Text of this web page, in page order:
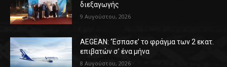
διεξαγωγής
9 Αυγούστου, 2026
AEGEAN: ‘Έσπασε’ το φράγμα των 2 εκατ.
επιβατών σ’ ένα μήνα
8 Αυγούστου, 2026